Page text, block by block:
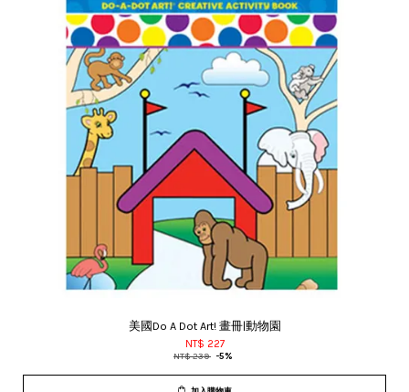
美國Do A Dot Art! 畫冊|動物園
NT$ 227
NT$ 239 -5%